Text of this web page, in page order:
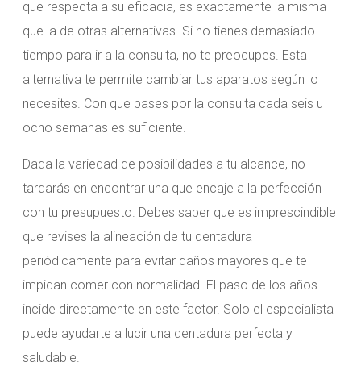
que respecta a su eficacia, es exactamente la misma
que la de otras alternativas. Si no tienes demasiado
tiempo para ir a la consulta, no te preocupes. Esta
alternativa te permite cambiar tus aparatos según lo
necesites. Con que pases por la consulta cada seis u
ocho semanas es suficiente.
Dada la variedad de posibilidades a tu alcance, no
tardarás en encontrar una que encaje a la perfección
con tu presupuesto. Debes saber que es imprescindible
que revises la alineación de tu dentadura
periódicamente para evitar daños mayores que te
impidan comer con normalidad. El paso de los años
incide directamente en este factor. Solo el especialista
puede ayudarte a lucir una dentadura perfecta y
saludable.